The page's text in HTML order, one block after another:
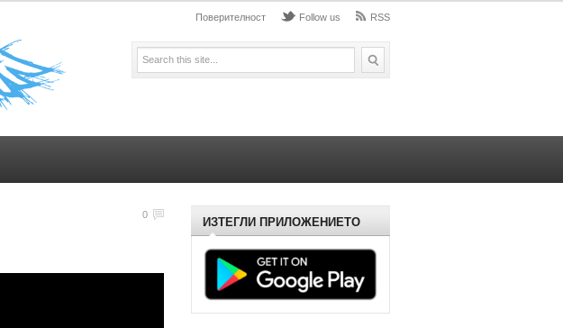
Поверителност Follow us RSS
0 ИЗТЕГЛИ ПРИЛОЖЕНИЕТО